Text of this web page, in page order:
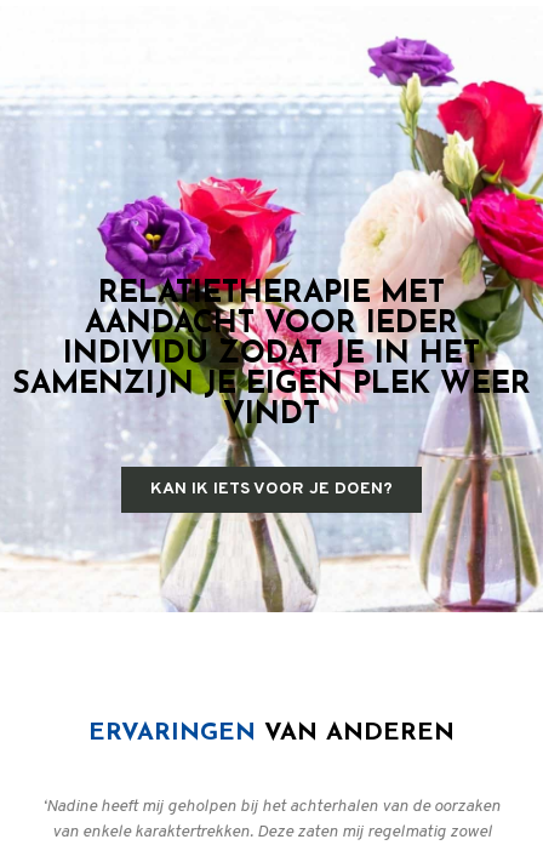
RELATIETHERAPIE MET
AANDACHT VOOR IEDER
INDIVIDU ZODAT JE IN HET
SAMENZIJN JE EIGEN PLEK WEER
VINDT
KAN IK IETS VOOR JE DOEN?
ERVARINGEN VAN ANDEREN
‘Nadine heeft mij geholpen bij het achterhalen van de oorzaken
van enkele karaktertrekken. Deze zaten mij regelmatig zowel